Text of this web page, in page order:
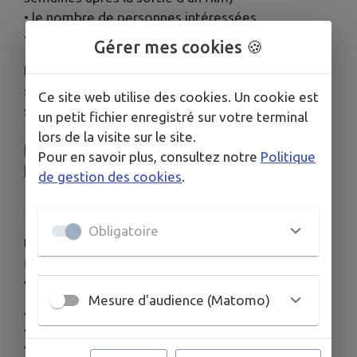
• le nombre de personnes intéressées
• toute information utile à l’organisation du projet
Retrouvez la programmation et les horaires des
séances sur notre site internet et nos réseaux
sociaux.
https://www.cinemaorbey.fr/
https://www.facebook.com/CinemaOrbey
HORAIRES
Les séances ont lieu tout au long de la semaine, du lundi
au dimanche.
• Ouverture des portes à 20h00
• Début de la projection à 20h30
• Fin de séance aux alentours de 23h00, selon la durée du
Gérer mes cookies 🍪
Ce site web utilise des cookies. Un cookie est
un petit fichier enregistré sur votre terminal
lors de la visite sur le site.
Pour en savoir plus, consultez notre Politique
de gestion des cookies
Obligatoire
Mesure d'audience (Matomo)